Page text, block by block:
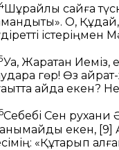
Шұрайлы сайға
О, Құдай,
істеріңмен
Уа, Жаратқан Иеміз,
гөр! Өз
қайда екен?
Себебі Сен рухани
екен, [9]
«Құтқарып